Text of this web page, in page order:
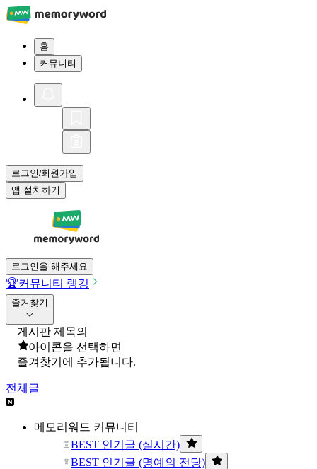
홈
커뮤니티
로그인/회원가입
앱 설치하기
로그인을 해주세요
🏆커뮤니티 랭킹
즐겨찾기
게시판 제목의
아이콘을 선택하면
즐겨찾기에 추가됩니다.
전체글
메모리워드 커뮤니티
BEST 인기글 (실시간)
BEST 인기글 (명예의 전당)